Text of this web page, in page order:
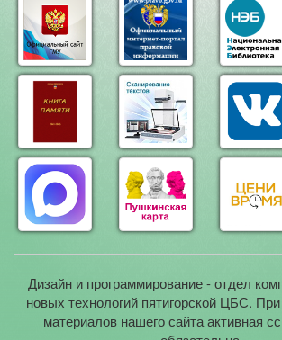
Дизайн и программирование - отдел
новых технологий пятигорской ЦБС.
материалов нашего сайта активная